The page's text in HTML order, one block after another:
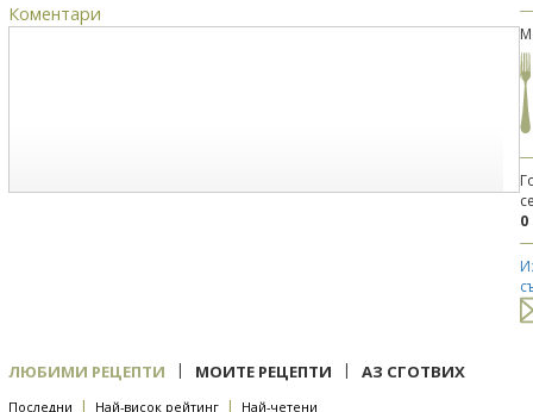
Коментари
0
ЛЮБИМИ РЕЦЕПТИ | МОИТЕ РЕЦЕПТИ | АЗ СГОТВИХ
Последни | Най-висок рейтинг | Най-четени